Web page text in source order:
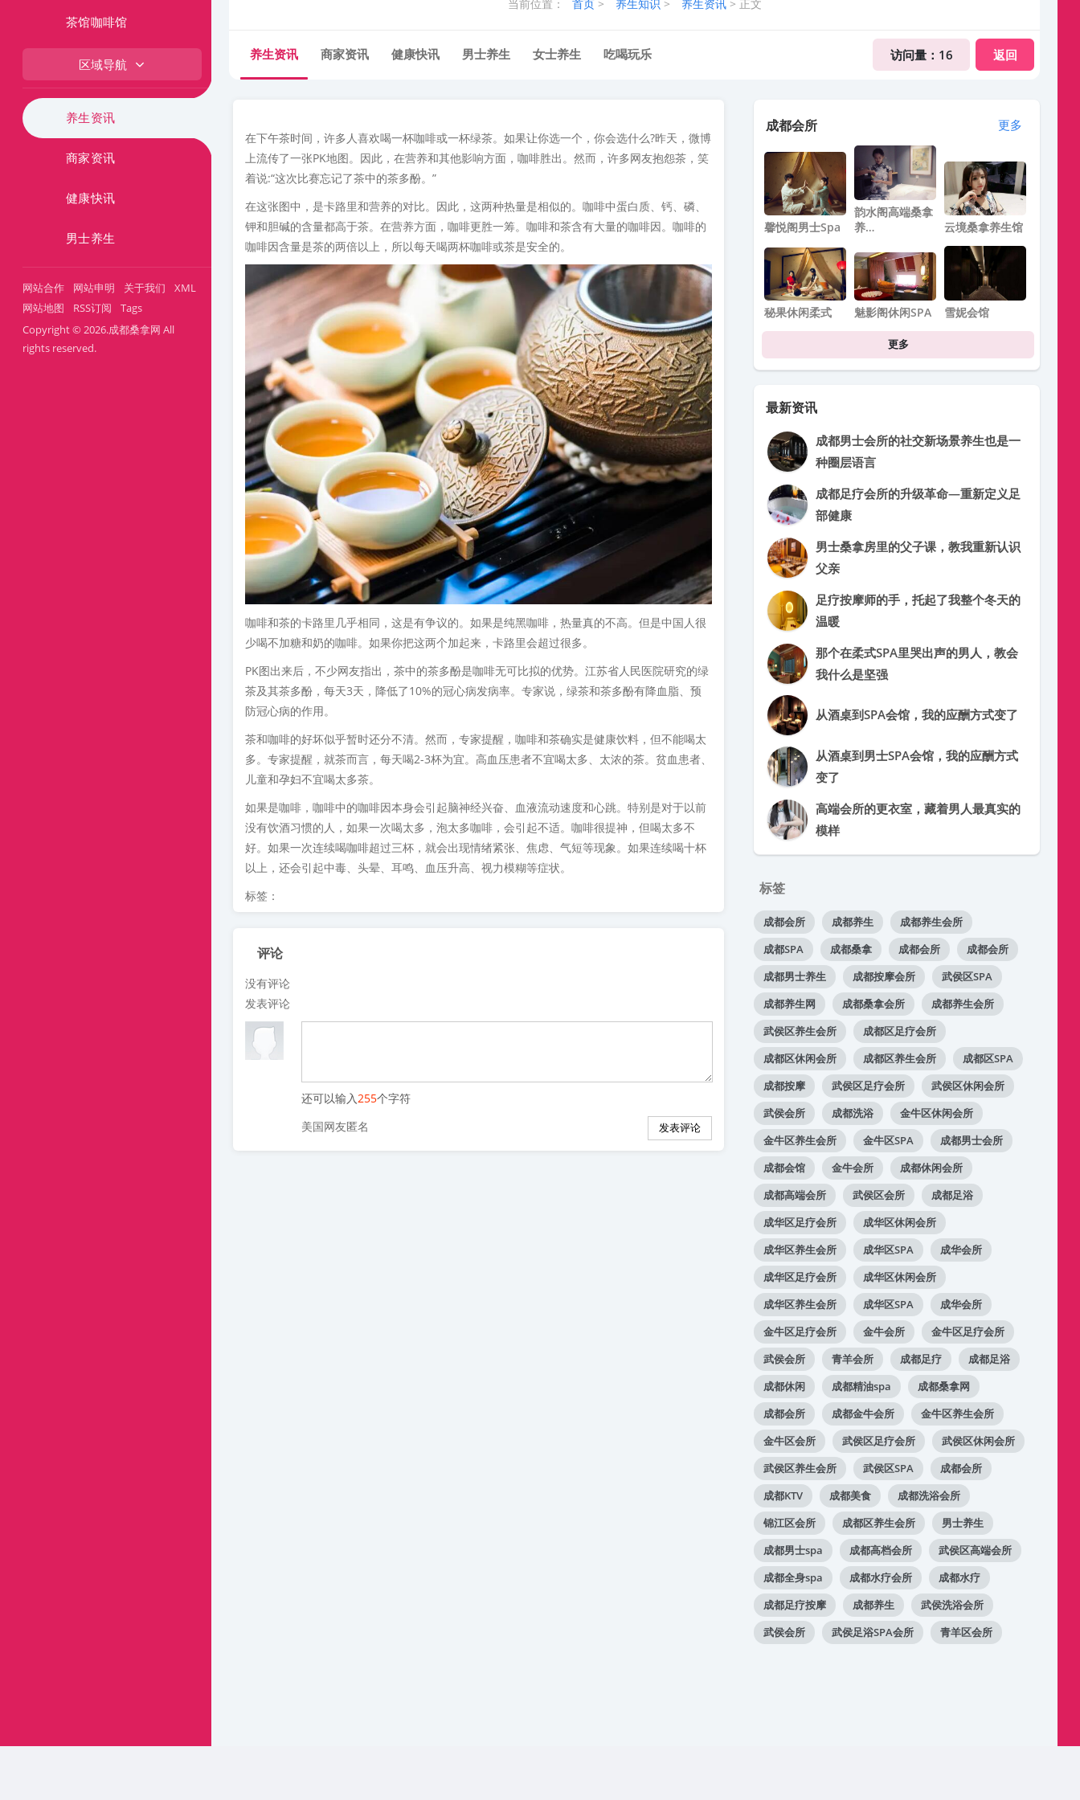
茶馆咖啡馆
区域导航
养生资讯
商家资讯
健康快讯
男士养生
网站合作 网站申明 关于我们
XML
网站地图
RSS订阅
Tags
Copyright © 2026.成都桑拿网 All
rights reserved.
当前位置： 首页 > 养生知识 > 养生资讯> 正文
访问量： 16 返回
养生资讯 商家资讯 健康快讯 男士养生 女士养生 吃喝玩乐
在下午茶时间，许多人喜欢喝一杯咖啡或一杯绿茶。如果让你选一个，你会选什么?昨天，微博
上流传了一张PK地图。因此，在营养和其他影响方面，咖啡胜出。然而，许多网友抱怨茶，笑
着说:“这次比赛忘记了茶中的茶多酚。”
在这张图中，是卡路里和营养的对比。因此，这两种热量是相似的。咖啡中蛋白质、钙、磷、
钾和胆碱的含量都高于茶。在营养方面，咖啡更胜一筹。咖啡和茶含有大量的咖啡因。咖啡的
咖啡因含量是茶的两倍以上，所以每天喝两杯咖啡或茶是安全的。
咖啡和茶的卡路里几乎相同，这是有争议的。如果是纯黑咖啡，热量真的不高。但是中国人很
少喝不加糖和奶的咖啡。如果你把这两个加起来，卡路里会超过很多。
PK图出来后，不少网友指出，茶中的茶多酚是咖啡无可比拟的优势。江苏省人民医院研究的绿
茶及其茶多酚，每天3天，降低了10%的冠心病发病率。专家说，绿茶和茶多酚有降血脂、预
防冠心病的作用。
茶和咖啡的好坏似乎暂时还分不清。然而，专家提醒，咖啡和茶确实是健康饮料，但不能喝太
多。专家提醒，就茶而言，每天喝2-3杯为宜。高血压患者不宜喝太多、太浓的茶。贫血患者、
儿童和孕妇不宜喝太多茶。
如果是咖啡，咖啡中的咖啡因本身会引起脑神经兴奋、血液流动速度和心跳。特别是对于以前
没有饮酒习惯的人，如果一次喝太多，泡太多咖啡，会引起不适。咖啡很提神，但喝太多不
好。如果一次连续喝咖啡超过三杯，就会出现情绪紧张、焦虑、气短等现象。如果连续喝十杯
以上，还会引起中毒、头晕、耳鸣、血压升高、视力模糊等症状。
标签：
评论
没有评论
发表评论
还可以输入 255个字符
美国网友匿名
成都会所 更多
馨悦阁男士spa
韵水阁高端桑拿
养…
云境桑拿养生馆
秘果休闲柔式 魅影阁休闲SPA 雪妮会馆
更多
最新资讯
成都男士会所的社交新场景养生也是一
种圈层语言
成都足疗会所的升级革命—重新定义足
部健康
男士桑拿房里的父子课，教我重新认识
父亲
足疗按摩师的手，托起了我整个冬天的
温暖
那个在柔式SPA里哭出声的男人，教会
我什么是坚强
从酒桌到SPA会馆，我的应酬方式变了
从酒桌到男士SPA会馆，我的应酬方式
变了
高端会所的更衣室，藏着男人最真实的
模样
标签
成都会所 成都养生
成都养生会所
成都SPA
成都桑拿 成都会所
成都会所
成都男士养生
成都按摩会所
武侯区SPA
成都养生网
成都桑拿会所
成都养生会所
武侯区养生会所
成都区足疗会所
成都区休闲会所
成都区养生会所
成都区SPA
成都按摩
武侯区足疗会所
武侯区休闲会所
武侯会所
成都洗浴
金牛区休闲会所
金牛区养生会所
金牛区SPA
成都男士会所
成都会馆
金牛会所
成都休闲会所
成都高端会所
武侯区会所
成都足浴
成华区足疗会所
成华区休闲会所
成华区养生会所
成华区SPA
成华会所
成华区足疗会所
成华区休闲会所
成华区养生会所
成华区SPA
成华会所
金牛区足疗会所
金牛会所
金牛区足疗会所
武侯会所
青羊会所 成都足疗
成都足浴
成都休闲
成都精油spa
成都桑拿网
成都会所
成都金牛会所
金牛区养生会所
金牛区会所
武侯区足疗会所
武侯区休闲会所
武侯区养生会所
武侯区SPA
成都会所
成都KTV
成都美食
成都洗浴会所
锦江区会所
成都区养生会所
男士养生
成都男士spa
成都高档会所
武侯区高端会所
成都全身spa
成都水疗会所
成都水疗
成都足疗按摩
成都养生
武侯洗浴会所
武侯会所
武侯足浴SPA会所 青羊区会所